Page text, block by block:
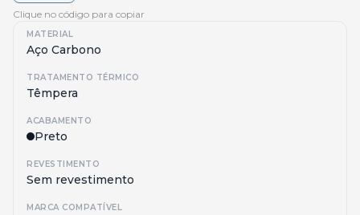
Clique no código para copiar
MATERIAL
Aço Carbono
TRATAMENTO TÉRMICO
Têmpera
ACABAMENTO
Preto
REVESTIMENTO
Sem revestimento
MARCA COMPATÍVEL